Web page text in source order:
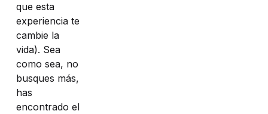
que esta
experiencia te
cambie la
vida). Sea
como sea, no
busques más,
has
encontrado el